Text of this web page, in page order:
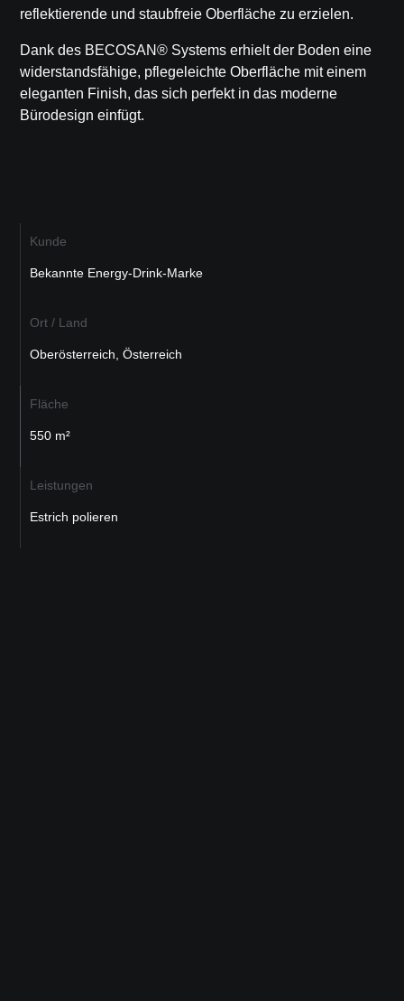
reflektierende und staubfreie Oberfläche zu erzielen.
Dank des BECOSAN® Systems erhielt der Boden eine
widerstandsfähige, pflegeleichte Oberfläche mit einem
eleganten Finish, das sich perfekt in das moderne
Bürodesign einfügt.
Kunde
Bekannte Energy-Drink-Marke
Ort / Land
Oberösterreich, Österreich
Fläche
550 m²
Leistungen
Estrich polieren